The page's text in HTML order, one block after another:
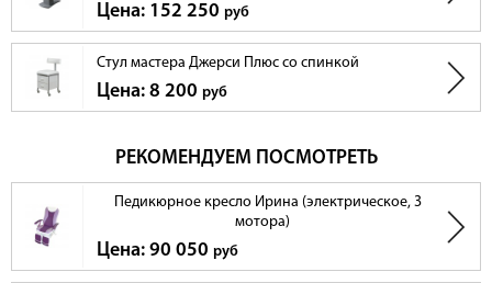
Цена: 152 250 руб
Стул мастера Джерси Плюс со спинкой
Цена: 8 200 руб
РЕКОМЕНДУЕМ ПОСМОТРЕТЬ
Педикюрное кресло Ирина (электрическое, 3
мотора)
Цена: 90 050 руб